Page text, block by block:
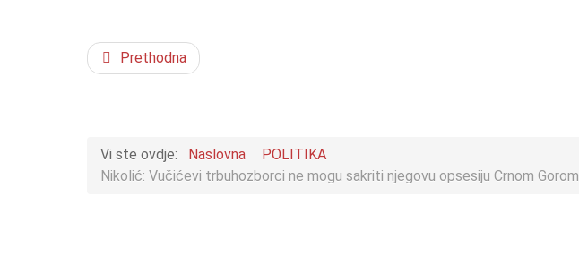
Prethodna
Vi ste ovdje: Naslovna
POLITIKA
Nikolić: Vučićevi trbuhozborci ne mogu sakriti njegovu opsesiju Crnom Gorom